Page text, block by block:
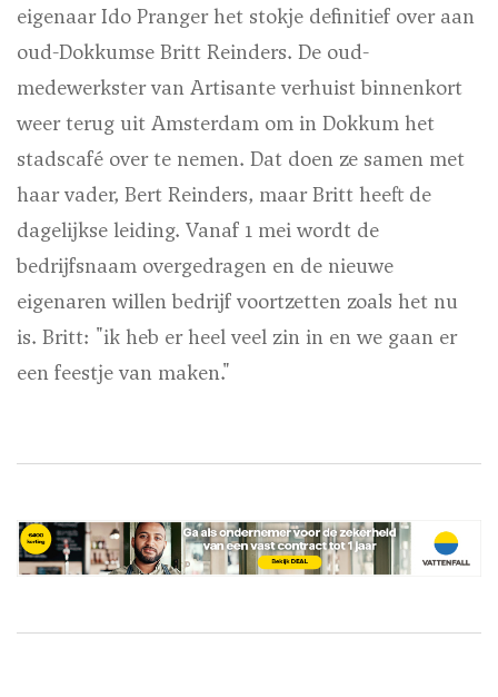
eigenaar Ido Pranger het stokje definitief over aan
oud-Dokkumse Britt Reinders. De oud-
medewerkster van Artisante verhuist binnenkort
weer terug uit Amsterdam om in Dokkum het
stadscafé over te nemen. Dat doen ze samen met
haar vader, Bert Reinders, maar Britt heeft de
dagelijkse leiding. Vanaf 1 mei wordt de
bedrijfsnaam overgedragen en de nieuwe
eigenaren willen bedrijf voortzetten zoals het nu
is. Britt: "ik heb er heel veel zin in en we gaan er
een feestje van maken."